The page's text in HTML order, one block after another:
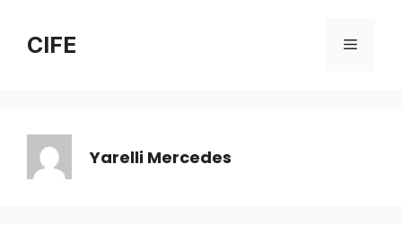
CIFE Menú
Yarelli Mercedes